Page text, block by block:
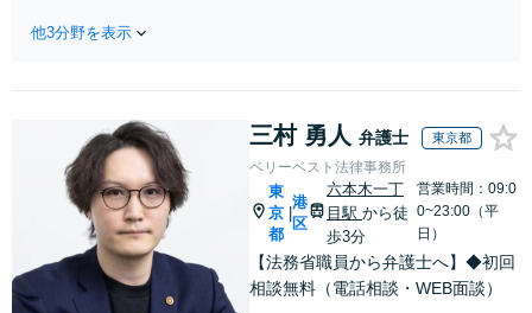
スを目指しております。
他3分野を表示
三村 勇人 弁護士 東京都
ベリーベスト法律事務所
東
京
都
港
区
六本木一丁
目駅 から徒
歩3分
営業時間：09:0
0~23:00（平
日）
【法務省職員から弁護士へ】◆初回
相談無料（電話相談・WEB面談）